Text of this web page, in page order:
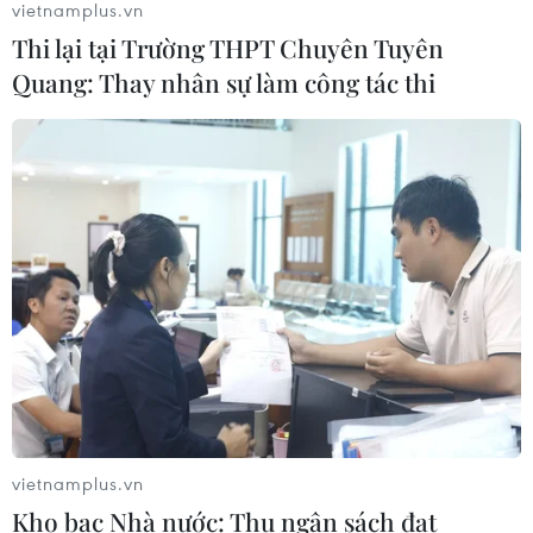
Tổng Biên tập: TRẦN TIẾN DUẨN
Phó Tổng Biên tập: NGUYỄN THỊ TÁM, KHÚC THANH
Sở hữu trí tuệ
Quy định sử dụng
RSS
Hỗ trợ
Ngôn ngữ
TTXVN
Dịch vụ tin
Quảng cáo
vietnamplus.vn
Thi lại tại Trường THPT Chuyên Tuyên
Quang: Thay nhân sự làm công tác thi
vietnamplus.vn
Kho bạc Nhà nước: Thu ngân sách đạt